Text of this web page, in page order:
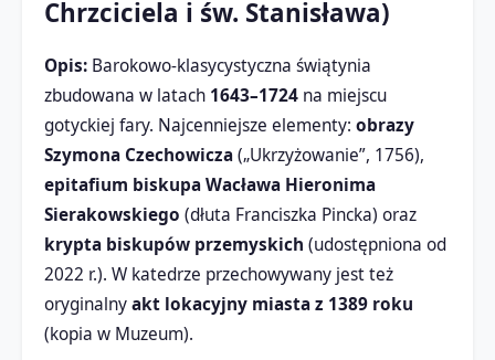
Chrzciciela i św. Stanisława)
Opis: Barokowo-klasycystyczna świątynia
zbudowana w latach 1643–1724 na miejscu
gotyckiej fary. Najcenniejsze elementy: obrazy
Szymona Czechowicza(„Ukrzyżowanie”, 1756),
epitafium biskupa Wacława Hieronima
Sierakowskiego (dłuta Franciszka Pincka) oraz
krypta biskupów przemyskich (udostępniona od
2022 r.). W katedrze przechowywany jest też
oryginalnyakt lokacyjny miasta z 1389 roku
(kopia w Muzeum).